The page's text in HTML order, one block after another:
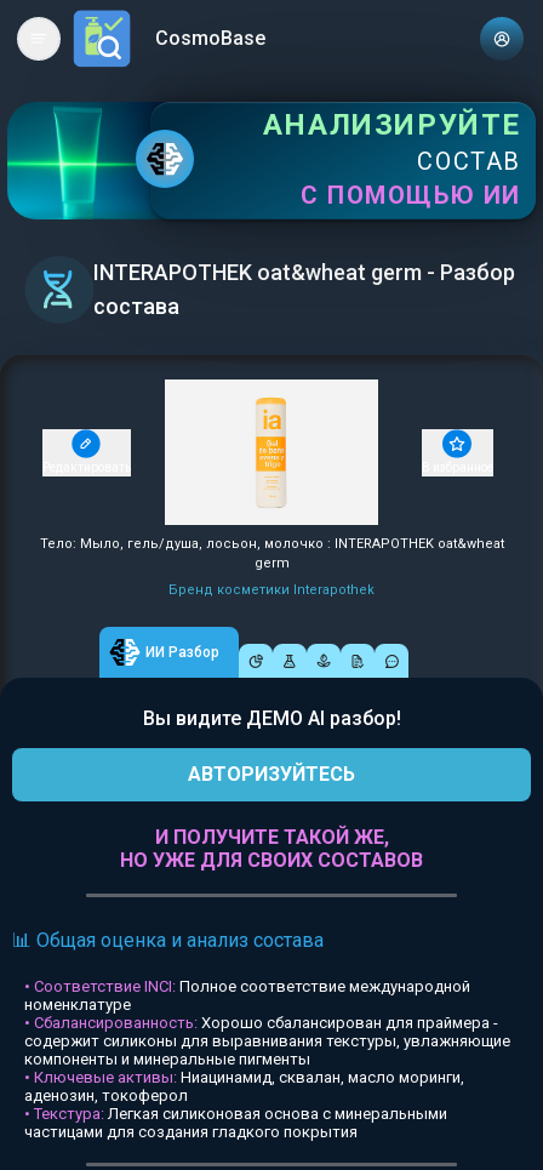
Open main menuCosmoBase
АНАЛИЗИРУЙТЕ
СОСТАВ
С ПОМОЩЬЮ ИИ
INTERAPOTHEK oat&wheat germ - Разбор
состава
Тело: Мыло, гель/душа, лосьон, молочко : INTERAPOTHEK oat&wheat
germ
Бренд косметики Interapothek
ИИ Разбор
Вы видите ДЕМО AI разбор!
АВТОРИЗУЙТЕСЬ
И ПОЛУЧИТЕ ТАКОЙ ЖЕ,
НО УЖЕ ДЛЯ СВОИХ СОСТАВОВ
📊 Общая оценка и анализ состава
• Соответствие INCI: Полное соответствие международной
номенклатуре
• Сбалансированность: Хорошо сбалансирован для праймера -
содержит силиконы для выравнивания текстуры, увлажняющие
компоненты и минеральные пигменты
• Ключевые активы: Ниацинамид, сквалан, масло моринги,
аденозин, токоферол
• Текстура:Легкая силиконовая основа с минеральными
частицами для создания гладкого покрытия